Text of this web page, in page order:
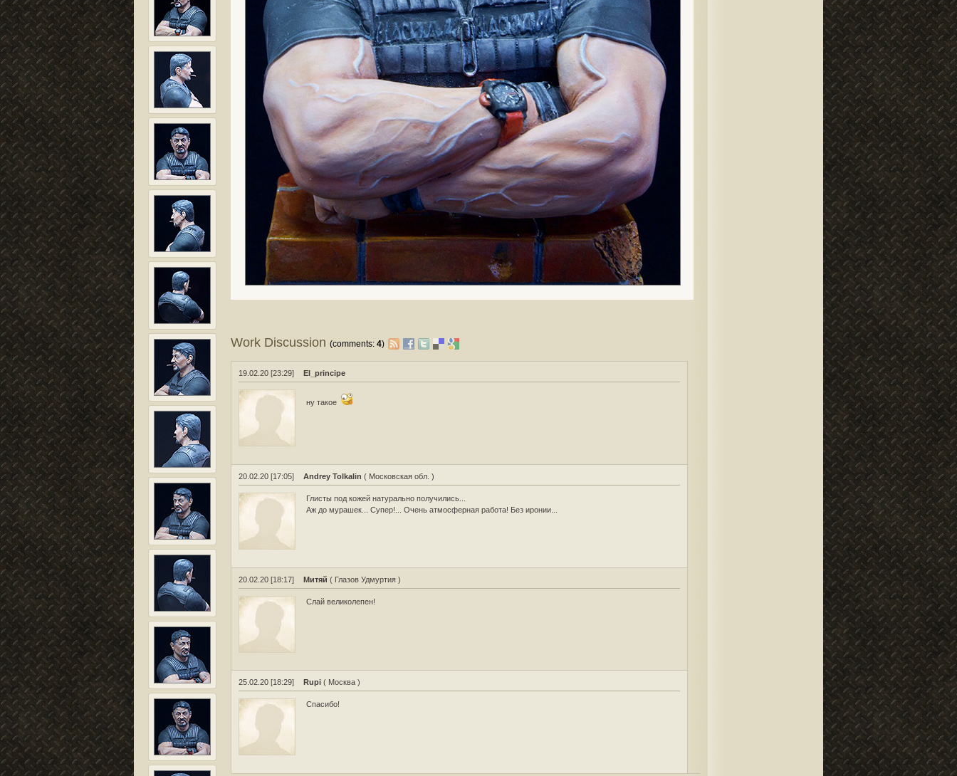
Work Discussion(comments:4)
19.02.20 [23:29] El_principe
ну такое
20.02.20 [17:05] Andrey Tolkalin ( Московская обл. )
Глисты под кожей натурально получились...
Аж до мурашек... Супер!... Очень атмосферная работа! Без иронии...
20.02.20 [18:17] Митяй ( Глазов Удмуртия )
Слай великолепен!
25.02.20 [18:29] Rupi ( Москва )
Спасибо!